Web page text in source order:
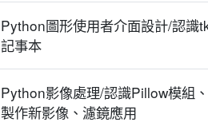
Python圖形使用者介面設計/認識
記事本
Python影像處理/認識Pillow模組
製作新影像、濾鏡應用